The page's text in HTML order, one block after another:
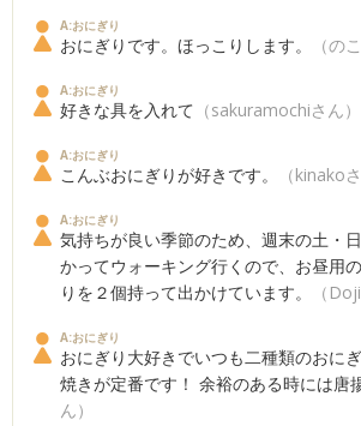
A:おにぎり
おにぎりです。ほっこりします。 （の
A:おにぎり
好きな具を入れて （sakuramochiさん）
A:おにぎり
こんぶおにぎりが好きです。 （kinako
A:おにぎり
気持ちが良い季節のため、週末の土・
かってウォーキング行くので、お昼用
りを２個持って出かけています。
（
A:おにぎり
おにぎり大好きでいつも二種類のおに
焼きが定番です！ 余裕のある時には唐
ん）